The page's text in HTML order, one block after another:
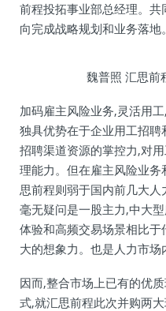
前程投拓事业部总经理。共
向完成战略规划和业务落地。
魏普照 汇思前
加码雇主风险业务,灵活用
独具优势在于企业用工招
招聘渠道资源的掌控力,对
理能力。但在雇主风险业
思前程则弱于国内前几大
毫无疑问是一股主力,中大
体验和高频交易场景相比
大的想象力。也是人力市场
因而,整合市场上已有的优
式,就汇思前程此次并购两